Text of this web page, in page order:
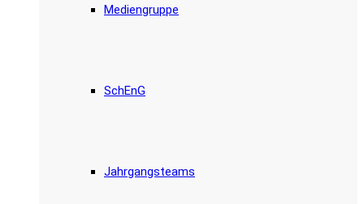
Mediengruppe
SchEnG
Jahrgangsteams